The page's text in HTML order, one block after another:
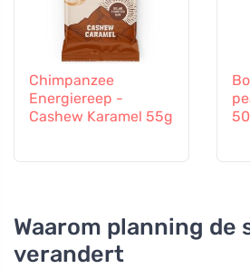
Chimpanzee
Energiereep -
Cashew Karamel 55g
Waarom planning de
verandert